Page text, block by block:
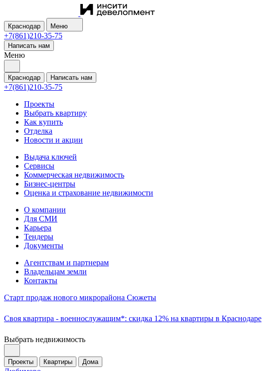
Краснодар Меню
+7(861)210-35-75
Написать нам
Меню
Краснодар Написать нам
+7(861)210-35-75
Проекты
Выбрать квартиру
Как купить
Отделка
Новости и акции
Выдача ключей
Сервисы
Коммерческая недвижимость
Бизнес-центры
Оценка и страхование недвижимости
О компании
Для СМИ
Карьера
Тендеры
Документы
Агентствам и партнерам
Владельцам земли
Контакты
Старт продаж нового микрорайона Сюжеты
Своя квартира - военнослужащим*: скидка 12% на квартиры в Краснодаре
Выбрать недвижимость
Проекты Квартиры Дома